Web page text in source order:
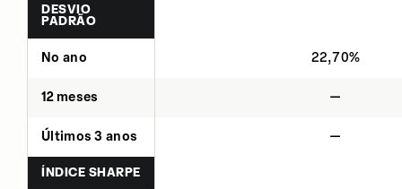
DESVIO
PADRÃO
No ano 22,70%
12 meses —
Últimos 3 anos —
ÍNDICE SHARPE